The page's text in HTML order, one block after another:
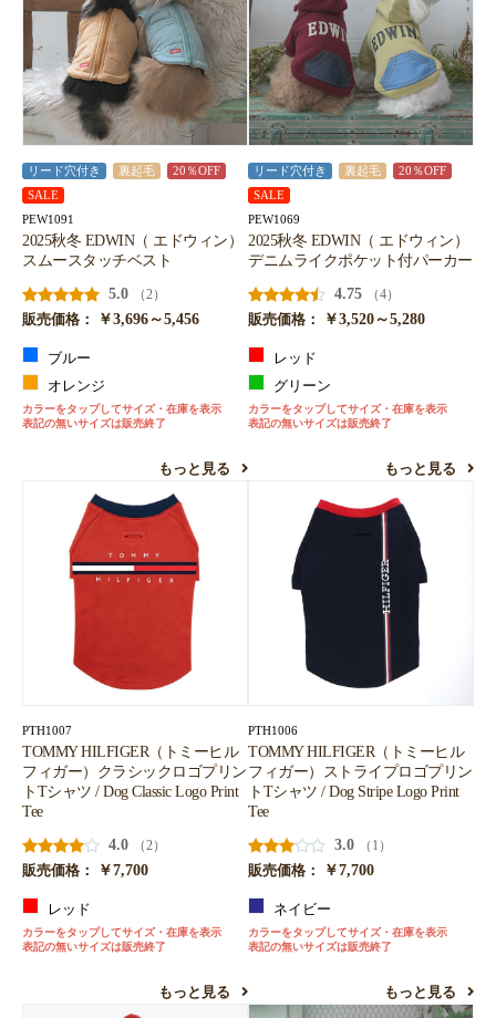
リード穴付き 裏起毛
20％OFF
SALE
PEW1091
2025秋冬 EDWIN（ エドウィン）
スムースタッチベスト
5.0
（2）
販売価格：
￥3,696～5,456
ブルー
オレンジ
カラーをタップしてサイズ・在庫を表示
表記の無いサイズは販売終了
もっと見る
リード穴付き 裏起毛
20％OFF
SALE
PEW1069
2025秋冬 EDWIN（ エドウィン）
デニムライクポケット付パーカー
4.75
（4）
販売価格：
￥3,520～5,280
レッド
グリーン
カラーをタップしてサイズ・在庫を表示
表記の無いサイズは販売終了
もっと見る
PTH1007
TOMMY HILFIGER（トミーヒル
フィガー）クラシックロゴプリン
トTシャツ / Dog Classic Logo Print
Tee
4.0
（2）
販売価格：
￥7,700
レッド
カラーをタップしてサイズ・在庫を表示
表記の無いサイズは販売終了
もっと見る
PTH1006
TOMMY HILFIGER（トミーヒル
フィガー）ストライプロゴプリン
トTシャツ / Dog Stripe Logo Print
Tee
3.0
（1）
販売価格：
￥7,700
ネイビー
カラーをタップしてサイズ・在庫を表示
表記の無いサイズは販売終了
もっと見る